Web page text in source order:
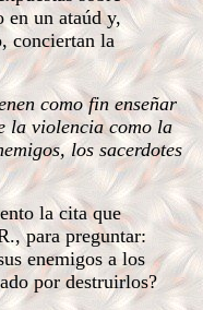
en un ataúd y,
conciertan la
como fin enseñar
la violencia como la
los sacerdotes
la cita que
para preguntar:
enemigos a los
por destruirlos?